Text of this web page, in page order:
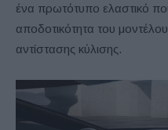
ένα πρωτότυπο ελαστικό
αποδοτικότητα του
αντίστασης κύλισης.